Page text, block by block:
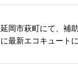
延岡市萩町にて、補
に最新エコキュート